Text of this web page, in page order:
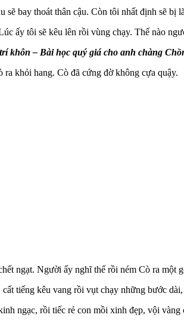
sẽ bay thoát thân cậu. Còn tôi nhất định sẽ bị
ấy tôi sẽ kêu lên rồi vùng chạy. Thế nào
khôn – Bài học quý giá cho anh chàng
khỏi hang. Cò đã cứng đờ không cựa quậy.
ngạt. Người ấy nghĩ thế rồi ném Cò ra một
tiếng kêu vang rồi vụt chạy những bước dài,
ngạc, rồi tiếc rẻ con mồi xinh đẹp, vội